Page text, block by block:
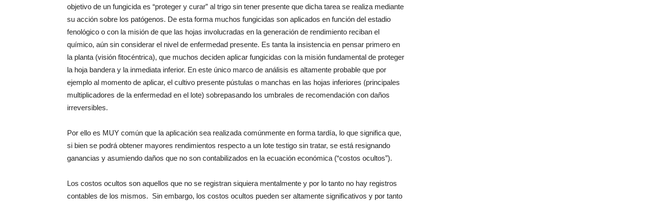
objetivo de un fungicida es “proteger y curar” al trigo sin tener presente que dicha tarea se realiza mediante
su acción sobre los patógenos. De esta forma muchos fungicidas son aplicados en función del estadio
fenológico o con la misión de que las hojas involucradas en la generación de rendimiento reciban el
químico, aún sin considerar el nivel de enfermedad presente. Es tanta la insistencia en pensar primero en
la planta (visión fitocéntrica), que muchos deciden aplicar fungicidas con la misión fundamental de proteger
la hoja bandera y la inmediata inferior. En este único marco de análisis es altamente probable que por
ejemplo al momento de aplicar, el cultivo presente pústulas o manchas en las hojas inferiores (principales
multiplicadores de la enfermedad en el lote) sobrepasando los umbrales de recomendación con daños
irreversibles.
Por ello es MUY común que la aplicación sea realizada comúnmente en forma tardía, lo que significa que,
si bien se podrá obtener mayores rendimientos respecto a un lote testigo sin tratar, se está resignando
ganancias y asumiendo daños que no son contabilizados en la ecuación económica (“costos ocultos”).
Los costos ocultos son aquellos que no se registran siquiera mentalmente y por lo tanto no hay registros
contables de los mismos. Sin embargo, los costos ocultos pueden ser altamente significativos y por tanto